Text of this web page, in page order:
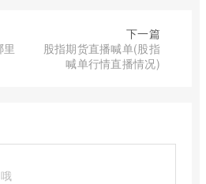
下一篇
股指期货直播喊单(股指
喊单行情直播情况)